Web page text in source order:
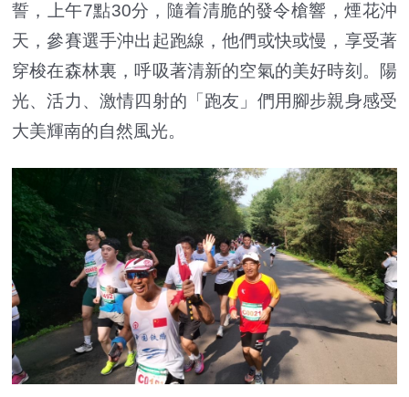
誓，上午7點30分，隨着清脆的發令槍響，煙花沖
天，參賽選手沖出起跑線，他們或快或慢，享受著
穿梭在森林裏，呼吸著清新的空氣的美好時刻。陽
光、活力、激情四射的「跑友」們用腳步親身感受
大美輝南的自然風光。